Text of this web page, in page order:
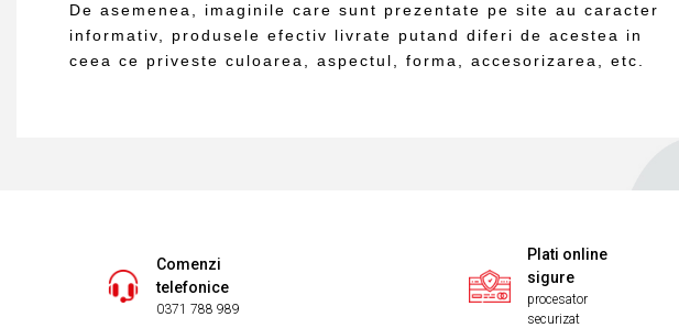
De asemenea, imaginile care sunt prezentate pe site au caracter
informativ, produsele efectiv livrate putand diferi de acestea in
ceea ce priveste culoarea, aspectul, forma, accesorizarea, etc.
Comenzi
telefonice
0371 788 989
Plati online
sigure
procesator
securizat